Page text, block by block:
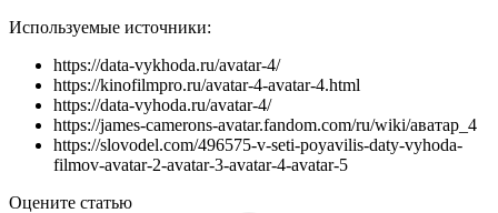
Используемые источники:
https://data-vykhoda.ru/avatar-4/
https://kinofilmpro.ru/avatar-4-avatar-4.html
https://data-vyhoda.ru/avatar-4/
https://james-camerons-avatar.fandom.com/ru/wiki/аватар_4
https://slovodel.com/496575-v-seti-poyavilis-daty-vyhoda-
filmov-avatar-2-avatar-3-avatar-4-avatar-5
Оцените статью